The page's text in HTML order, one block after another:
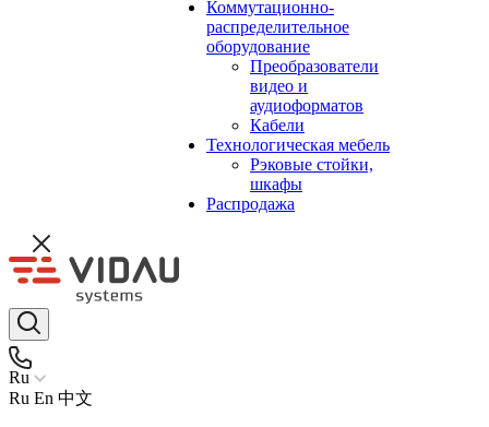
Коммутационно-
распределительное
оборудование
Преобразователи
видео и
аудиоформатов
Кабели
Технологическая мебель
Рэковые стойки,
шкафы
Распродажа
Ru
Ru En 中文